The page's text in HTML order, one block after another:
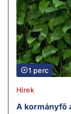
1 perc
Hírek
A kormányfő